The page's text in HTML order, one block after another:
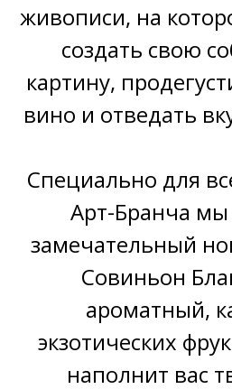
живописи, на
создать свою
картину,
вино и отведать
Специально для
Арт-Бранча
замечательный
Совиньон
ароматный,
экзотических
наполнит вас